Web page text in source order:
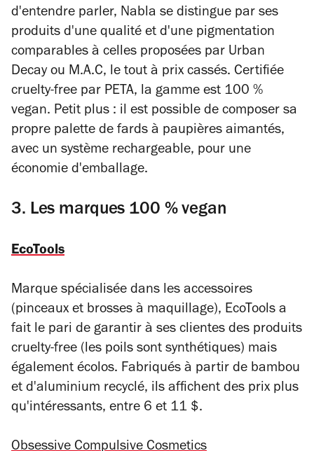
d'entendre parler, Nabla se distingue par ses
produits d'une qualité et d'une pigmentation
comparables à celles proposées par Urban
Decay ou M.A.C, le tout à prix cassés. Certifiée
cruelty-free par PETA, la gamme est 100 %
vegan. Petit plus : il est possible de composer sa
propre palette de fards à paupières aimantés,
avec un système rechargeable, pour une
économie d'emballage.
3. Les marques 100 % vegan
EcoTools
Marque spécialisée dans les accessoires
(pinceaux et brosses à maquillage), EcoTools a
fait le pari de garantir à ses clientes des produits
cruelty-free (les poils sont synthétiques) mais
également écolos. Fabriqués à partir de bambou
et d'aluminium recyclé, ils affichent des prix plus
qu'intéressants, entre 6 et 11 $.
Obsessive Compulsive Cosmetics